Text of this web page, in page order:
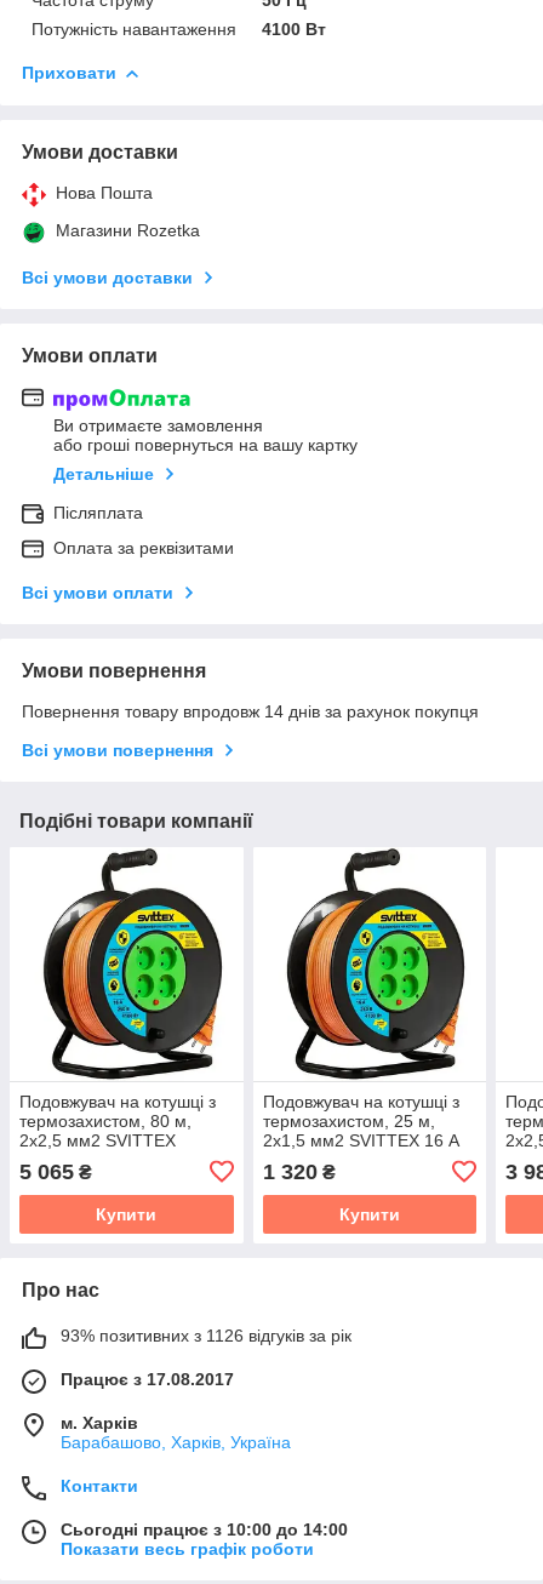
Потужність навантаження
4100 Вт
Приховати
Умови доставки
Нова Пошта
Магазини Rozetka
Всі умови доставки
Умови оплати
Ви отримаєте замовлення
або гроші повернуться на вашу картку
Детальніше
Післяплата
Оплата за реквізитами
Всі умови оплати
Умови повернення
Повернення товару впродовж 14 днів за рахунок покупця
Всі умови повернення
Подібні товари компанії
Подовжувач на котушці з
термозахистом, 80 м,
2х2,5 мм2 SVITTEX
5 065 ₴
Купити
Подовжувач на котушці з
термозахистом, 25 м,
2х1,5 мм2 SVITTEX 16 А
1 320₴
Купити
3
Про нас
93% позитивних з 1126 відгуків за рік
Працює з 17.08.2017
м. Харків
Барабашово, Харків, Україна
Контакти
Сьогодні працює з 10:00 до 14:00
Показати весь графік роботи